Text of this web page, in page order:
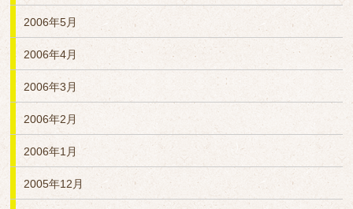
2006年5月
2006年4月
2006年3月
2006年2月
2006年1月
2005年12月